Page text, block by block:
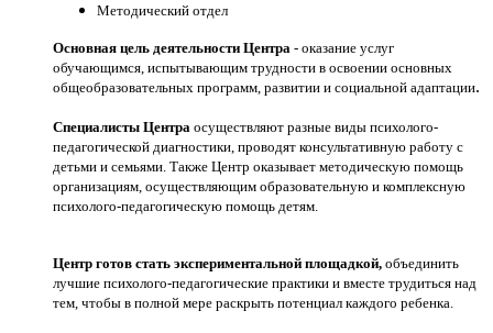
Методический отдел
Основная цель деятельности Центра - оказание услуг
обучающимся, испытывающим трудности в освоении основных
общеобразовательных программ, развитии и социальной адаптации.
Специалисты Центра осуществляют разные виды психолого-
педагогической диагностики, проводят консультативную работу с
детьми и семьями. Также Центр оказывает методическую помощь
организациям, осуществляющим образовательную и комплексную
психолого-педагогическую помощь детям.
Центр готов стать экспериментальной площадкой, объединить
лучшие психолого-педагогические практики и вместе трудиться над
тем, чтобы в полной мере раскрыть потенциал каждого ребенка.